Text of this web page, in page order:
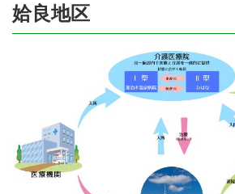
姶良地区